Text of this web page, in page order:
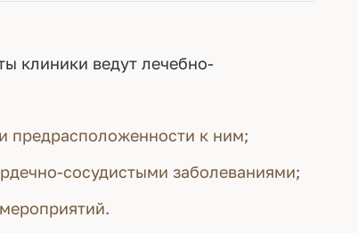
клиники ведут лечебно-
предрасположенности к ним;
сосудистыми заболеваниями;